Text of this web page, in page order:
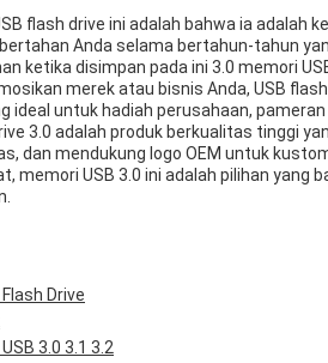
flash drive ini adalah bahwa ia adalah
Anda selama bertahun-tahun
ketika disimpan pada ini 3.0 memori
merek atau bisnis Anda, USB
ideal untuk hadiah perusahaan,
3.0 adalah produk berkualitas tinggi
dan mendukung logo OEM untuk
memori USB 3.0 ini adalah pilihan yang
Drive
3.0 3.1 3.2